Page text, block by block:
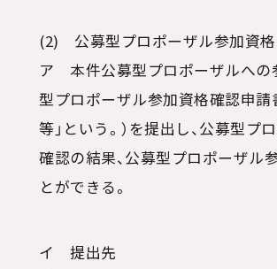
(2) 公募型プロポーザル参加資
ア 本件公募型プロポーザルへの
型プロポーザル参加資格確認申請
等」という。）を提出し、公募型
確認の結果、公募型プロポーザル
とができる。
イ 提出先